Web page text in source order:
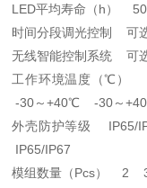
LED平均寿命（h）
时间分段调光控制
无线智能控制系统
工作环境温度（℃
-30～+40℃ -30～
外壳防护等级 IP65/
IP65/IP67
模组数量（Pcs）